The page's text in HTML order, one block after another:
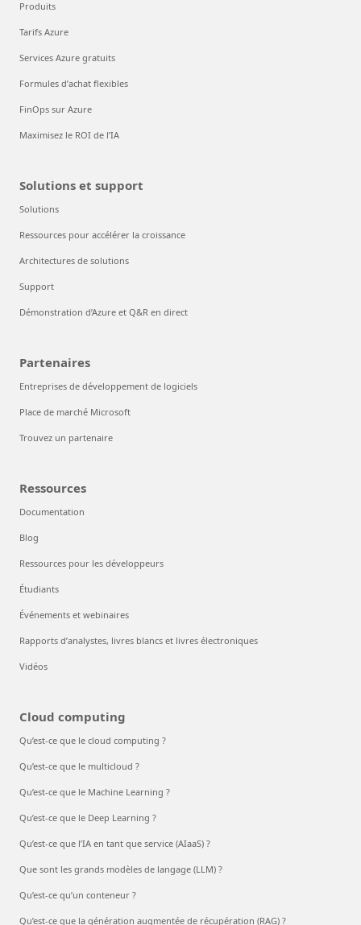
Produits
Tarifs Azure
Services Azure gratuits
Formules d’achat flexibles
FinOps sur Azure
Maximisez le ROI de l’IA
Solutions et support
Solutions
Ressources pour accélérer la croissance
Architectures de solutions
Support
Démonstration d’Azure et Q&R en direct
Partenaires
Entreprises de développement de logiciels
Place de marché Microsoft
Trouvez un partenaire
Ressources
Documentation
Blog
Ressources pour les développeurs
Étudiants
Événements et webinaires
Rapports d’analystes, livres blancs et livres électroniques
Vidéos
Cloud computing
Qu’est-ce que le cloud computing ?
Qu’est-ce que le multicloud ?
Qu’est-ce que le Machine Learning ?
Qu’est-ce que le Deep Learning ?
Qu’est-ce que l’IA en tant que service (AIaaS) ?
Que sont les grands modèles de langage (LLM) ?
Qu’est-ce qu’un conteneur ?
Qu’est-ce que la génération augmentée de récupération (RAG) ?